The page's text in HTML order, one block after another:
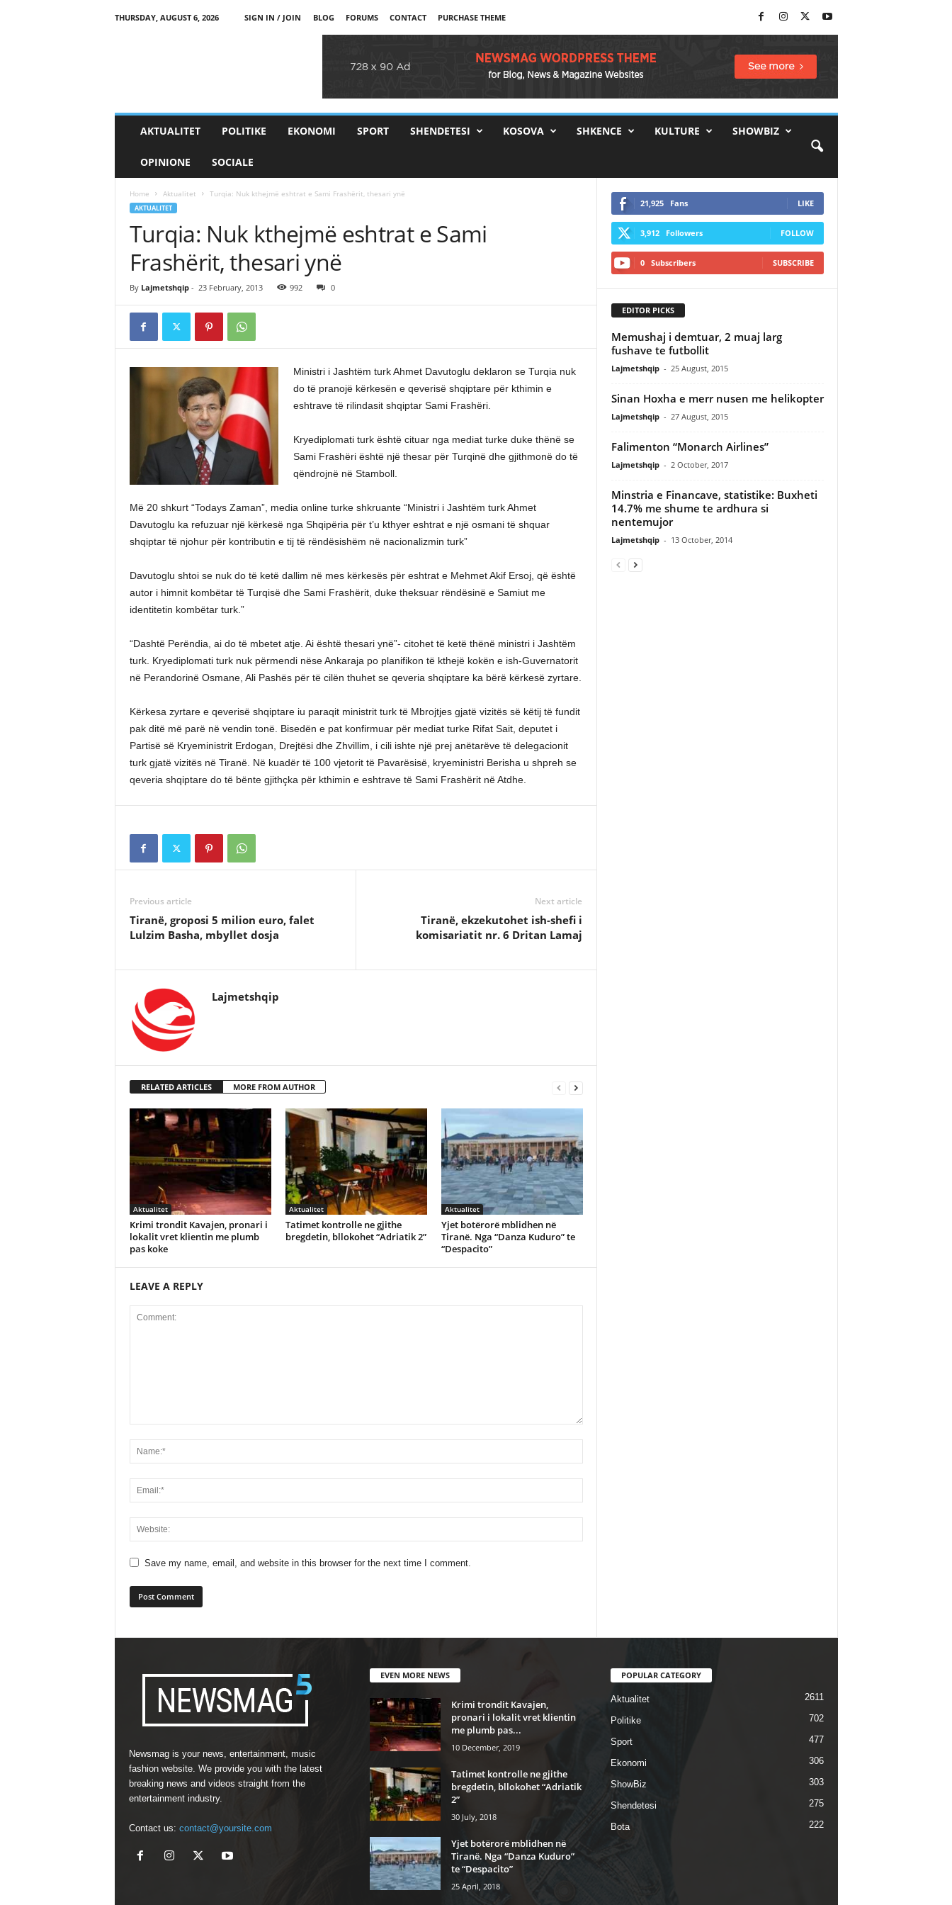
THURSDAY, AUGUST 6, 2026 SIGN IN / JOIN BLOG FORUMS CONTACT PURCHASE THEME
AKTUALITET POLITIKE EKONOMI SPORT SHENDETESI KOSOVA SHKENCE KULTURE SHOWBIZ
OPINIONE SOCIALE
Home Aktualitet Turqia: Nuk kthejmë eshtrat e Sami Frashërit, thesari ynë
AKTUALITET
Turqia: Nuk kthejmë eshtrat e Sami
Frashërit, thesari ynë
By Lajmetshqip- 23 February, 2013 992 0
Ministri i Jashtëm turk Ahmet Davutoglu deklaron se Turqia nuk
do të pranojë kërkesën e qeverisë shqiptare për kthimin e
eshtrave të rilindasit shqiptar Sami Frashëri.
Kryediplomati turk është cituar nga mediat turke duke thënë se
Sami Frashëri është një thesar për Turqinë dhe gjithmonë do të
qëndrojnë në Stamboll.
Më 20 shkurt “Todays Zaman”, media online turke shkruante “Ministri i Jashtëm turk Ahmet
Davutoglu ka refuzuar një kërkesë nga Shqipëria për t’u kthyer eshtrat e një osmani të shquar
shqiptar të njohur për kontributin e tij të rëndësishëm në nacionalizmin turk”
Davutoglu shtoi se nuk do të ketë dallim në mes kërkesës për eshtrat e Mehmet Akif Ersoj, që është
autor i himnit kombëtar të Turqisë dhe Sami Frashërit, duke theksuar rëndësinë e Samiut me
identitetin kombëtar turk.”
“Dashtë Perëndia, ai do të mbetet atje. Ai është thesari ynë”- citohet të ketë thënë ministri i Jashtëm
turk. Kryediplomati turk nuk përmendi nëse Ankaraja po planifikon të kthejë kokën e ish-Guvernatorit
në Perandorinë Osmane, Ali Pashës për të cilën thuhet se qeveria shqiptare ka bërë kërkesë zyrtare.
Kërkesa zyrtare e qeverisë shqiptare iu paraqit ministrit turk të Mbrojtjes gjatë vizitës së këtij të fundit
pak ditë më parë në vendin tonë. Bisedën e pat konfirmuar për mediat turke Rifat Sait, deputet i
Partisë së Kryeministrit Erdogan, Drejtësi dhe Zhvillim, i cili ishte një prej anëtarëve të delegacionit
turk gjatë vizitës në Tiranë. Në kuadër të 100 vjetorit të Pavarësisë, kryeministri Berisha u shpreh se
qeveria shqiptare do të bënte gjithçka për kthimin e eshtrave të Sami Frashërit në Atdhe.
Previous article
Tiranë, groposi 5 milion euro, falet
Lulzim Basha, mbyllet dosja
Next article
Tiranë, ekzekutohet ish-shefi i
komisariatit nr. 6 Dritan Lamaj
Lajmetshqip
RELATED ARTICLES MORE FROM AUTHOR
Aktualitet
Krimi trondit Kavajen, pronari i
lokalit vret klientin me plumb
pas koke
Aktualitet
Tatimet kontrolle ne gjithe
bregdetin, bllokohet “Adriatik 2”
Aktualitet
Yjet botërorë mblidhen në
Tiranë. Nga “Danza Kuduro” te
“Despacito”
LEAVE A REPLY
Save my name, email, and website in this browser for the next time I comment.
21,925 Fans LIKE
3,912 Followers FOLLOW
0 Subscribers SUBSCRIBE
EDITOR PICKS
Memushaj i demtuar, 2 muaj larg
fushave te futbollit
Lajmetshqip - 25 August, 2015
Sinan Hoxha e merr nusen me helikopter
Lajmetshqip - 27 August, 2015
Falimenton “Monarch Airlines”
Lajmetshqip - 2 October, 2017
Minstria e Financave, statistike: Buxheti
14.7% me shume te ardhura si
nentemujor
Lajmetshqip - 13 October, 2014
Newsmag is your news, entertainment, music
fashion website. We provide you with the latest
breaking news and videos straight from the
entertainment industry.
Contact us: contact@yoursite.com
EVEN MORE NEWS
Krimi trondit Kavajen,
pronari i lokalit vret klientin
me plumb pas...
10 December, 2019
Tatimet kontrolle ne gjithe
bregdetin, bllokohet “Adriatik
2”
30 July, 2018
Yjet botërorë mblidhen në
Tiranë. Nga “Danza Kuduro”
te “Despacito”
25 April, 2018
POPULAR CATEGORY
Aktualitet 2611
Politike 702
Sport 477
Ekonomi 306
ShowBiz 303
Shendetesi 275
Bota 222